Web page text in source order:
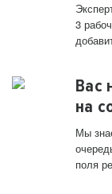
3
Вас
на
Мы
поля